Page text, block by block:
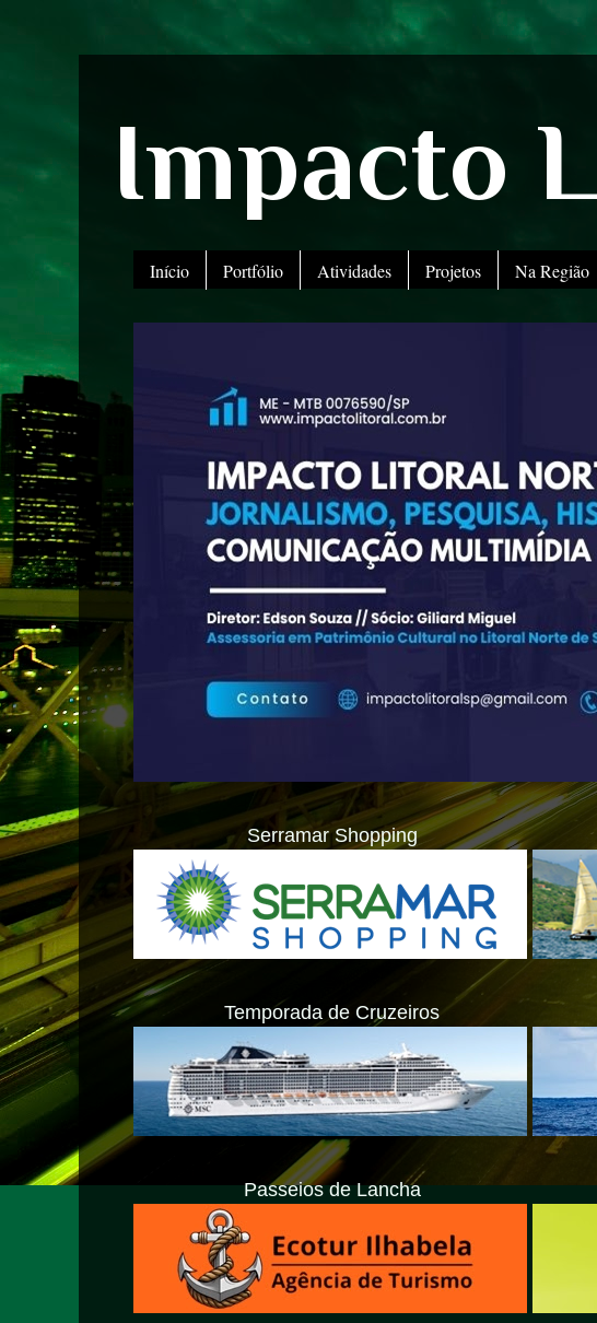
Impacto
Início Portfólio Atividades Projetos Na Região
Serramar Shopping
Temporada de Cruzeiros
Passeios de Lancha